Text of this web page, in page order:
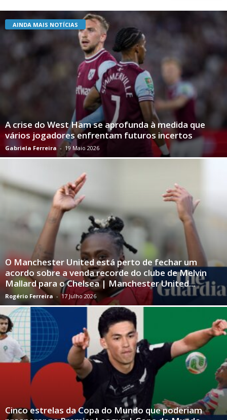
AINDA MAIS NOTÍCIAS
A crise do West Ham se aprofunda à medida que
vários jogadores enfrentam futuros incertos
Gabriela Ferreira - 19 Maio 2026
O Manchester United está perto de fechar um
acordo sobre a venda recorde do clube de Melvin
Mallard para o Chelsea | Manchester United...
Rogério Ferreira - 17 Julho 2026
Cinco estrelas da Copa do Mundo que poderiam